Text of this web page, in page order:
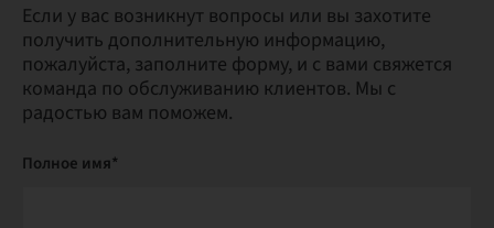
Если у вас возникнут вопросы или вы захотите
получить дополнительную информацию,
пожалуйста, заполните форму, и с вами свяжется
команда по обслуживанию клиентов. Мы с
радостью вам поможем.
Полное имя*